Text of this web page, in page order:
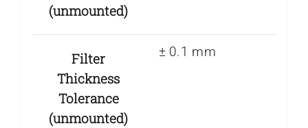
(unmounted)
Filter
Thickness
Tolerance
(unmounted)
± 0.1 mm